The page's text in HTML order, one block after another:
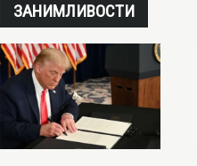
ЗАНИМЛИВОСТИ